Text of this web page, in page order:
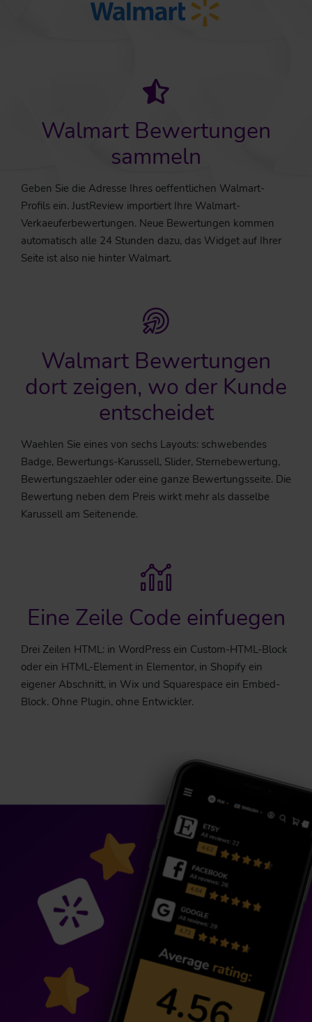
Walmart Bewertungen
sammeln
Geben Sie die Adresse Ihres oeffentlichen Walmart-
Profils ein. JustReview importiert Ihre Walmart-
Verkaeuferbewertungen. Neue Bewertungen kommen
automatisch alle 24 Stunden dazu, das Widget auf Ihrer
Seite ist also nie hinter Walmart.
Walmart Bewertungen
dort zeigen, wo der Kunde
entscheidet
Waehlen Sie eines von sechs Layouts: schwebendes
Badge, Bewertungs-Karussell, Slider, Sternebewertung,
Bewertungszaehler oder eine ganze Bewertungsseite. Die
Bewertung neben dem Preis wirkt mehr als dasselbe
Karussell am Seitenende.
Eine Zeile Code einfuegen
Drei Zeilen HTML: in WordPress ein Custom-HTML-Block
oder ein HTML-Element in Elementor, in Shopify ein
eigener Abschnitt, in Wix und Squarespace ein Embed-
Block. Ohne Plugin, ohne Entwickler.